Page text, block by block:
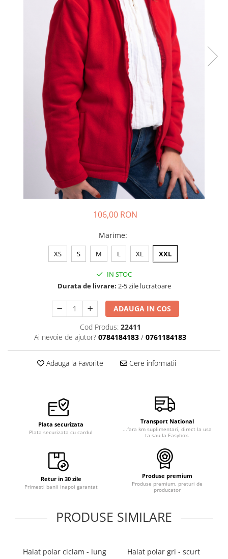
106,00 RON
Marime:
XS S M L XL XXL
IN STOC
Durata de livrare: 2-5 zile lucratoare
ADAUGA IN COS
Cod Produs: 22411
Ai nevoie de ajutor? 0784184183 / 0761184183
Adauga la Favorite Cere informatii
Plata securizata
Plata securizata cu cardul
Transport National
...fara km suplimentari, direct la usa
ta sau la Easybox.
Retur in 30 zile
Primesti banii inapoi garantat
Produse premium
Produse premium, preturi de
producator
PRODUSE SIMILARE
Halat polar ciclam - lung
Halat polar gri - scurt